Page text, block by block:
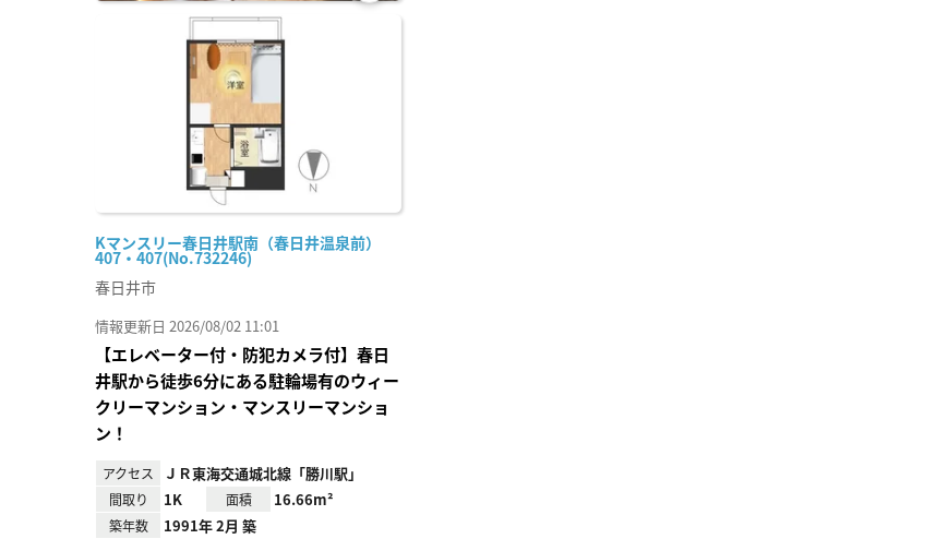
Kマンスリー春日井駅南（春日井温泉前）
407・407(No.732246)
お気
春日井市
情報更新日 2026/08/02 11:01
【エレベーター付・防犯カメラ付】春日
井駅から徒歩6分にある駐輪場有のウィー
クリーマンション・マンスリーマンショ
ン！
アクセス ＪＲ東海交通城北線「勝川駅」
間取り 1K 面積 16.66m²
築年数 1991年 2月 築